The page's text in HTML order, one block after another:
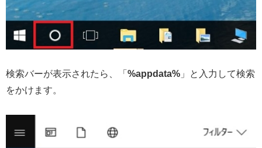
検索バーが表示されたら、「 %appdata% 」と入力して検索
をかけます。